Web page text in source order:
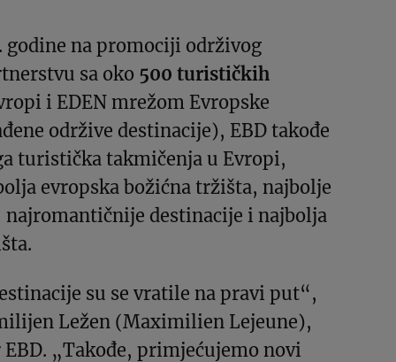
godine na promociji održivog
sa oko 500 turističkih
i EDEN mrežom Evropske
održive destinacije), EBD takođe
turistička takmičenja u Evropi,
evropska božićna tržišta, najbolje
najromantičnije destinacije i najbolja
su se vratile na pravi put“,
Ležen (Maximilien Lejeune),
„Takođe, primjećujemo novi